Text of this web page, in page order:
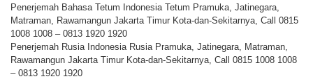
Penerjemah Bahasa Tetum Indonesia Tetum Pramuka, Jatinegara,
Matraman, Rawamangun Jakarta Timur Kota-dan-Sekitarnya, Call 0815
1008 1008 – 0813 1920 1920
Penerjemah Rusia Indonesia Rusia Pramuka, Jatinegara, Matraman,
Rawamangun Jakarta Timur Kota-dan-Sekitarnya, Call 0815 1008 1008
– 0813 1920 1920